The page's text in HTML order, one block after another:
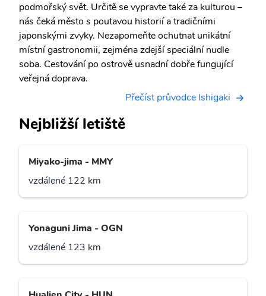
podmořský svět. Určitě se vypravte také za kulturou –
nás čeká město s poutavou historií a tradičními
japonskými zvyky. Nezapomeňte ochutnat unikátní
místní gastronomii, zejména zdejší speciální nudle
soba. Cestování po ostrově usnadní dobře fungující
veřejná doprava.
Přečíst průvodce Ishigaki
Nejbližší letiště
Miyako-jima - MMY
vzdálené 122 km
Yonaguni Jima - OGN
vzdálené 123 km